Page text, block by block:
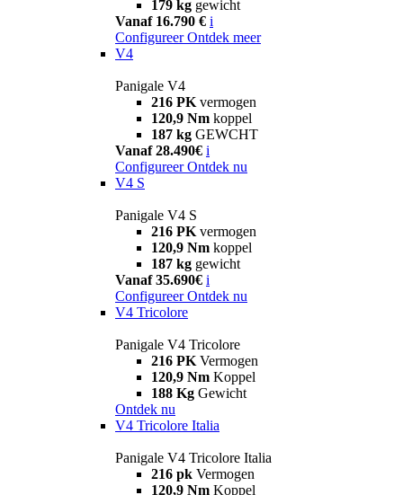
179 kg gewicht
Vanaf 16.790 € i
Configureer Ontdek meer
V4
Panigale V4
216 PK vermogen
120,9 Nm koppel
187 kg GEWCHT
Vanaf 28.490€ i
Configureer Ontdek nu
V4 S
Panigale V4 S
216 PK vermogen
120,9 Nm koppel
187 kg gewicht
Vanaf 35.690€ i
Configureer Ontdek nu
V4 Tricolore
Panigale V4 Tricolore
216 PK Vermogen
120,9 Nm Koppel
188 Kg Gewicht
Ontdek nu
V4 Tricolore Italia
Panigale V4 Tricolore Italia
216 pk Vermogen
120,9 Nm Koppel